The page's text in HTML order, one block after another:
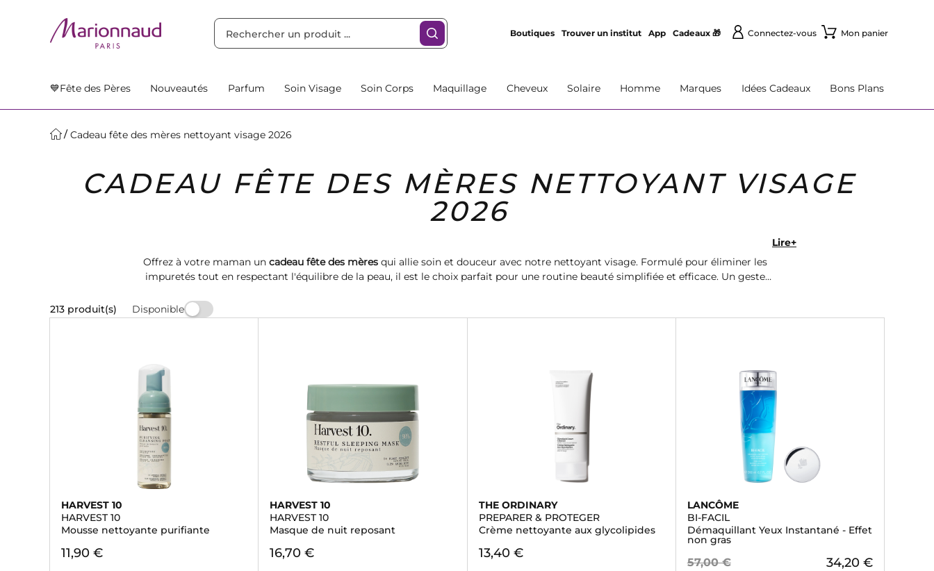
Boutiques Trouver un institut App Cadeaux 🎁 Connectez-vous Mon panier
💙Fête des Pères Nouveautés Parfum Soin Visage Soin Corps Maquillage Cheveux Solaire Homme Marques Idées Cadeaux Bons Plans
Cadeau fête des mères nettoyant visage 2026
CADEAU FÊTE DES MÈRES NETTOYANT VISAGE
2026
Offrez à votre maman un cadeau fête des mèresqui allie soin et douceur avec notre nettoyant visage. Formulé pour éliminer les
impuretés tout en respectant l'équilibre de la peau, il est le choix parfait pour une routine beauté simplifiée et efficace. Un geste
Lire+
213 produit(s) Disponible
HARVEST 10
HARVEST 10
Mousse nettoyante purifiante
11,90 €
HARVEST 10
HARVEST 10
Masque de nuit reposant
16,70 €
THE ORDINARY
PREPARER & PROTEGER
Crème nettoyante aux glycolipides
13,40 €
LANCÔME
BI-FACIL
Démaquillant Yeux Instantané - Effet
non gras
57,00 € 34,20 €